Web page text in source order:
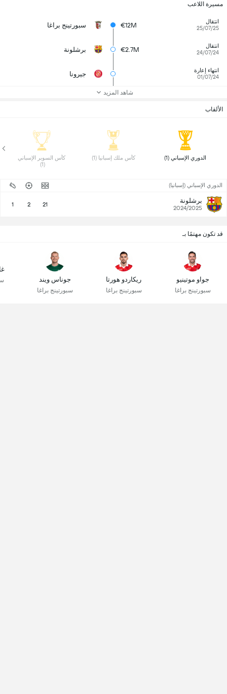
مسيرة اللاعب
انتقال
25/07/25
€12M سبورتينج براغا
انتقال
24/07/24
€2.7M برشلونة
انتهاء إعارة
01/07/24
جيرونا
شاهد المزيد
الألقاب
الدوري الإسباني (1) كأس ملك إسبانيا (1)
(1)
الدوري الإسباني (إسبانيا)
برشلونة
2024/2025
21
2
1
قد تكون مهتمًا بـ
جواو موتينيو
سبورتينج براغا
ريكاردو هورتا
سبورتينج براغا
جوناس ويند
سبورتينج براغا